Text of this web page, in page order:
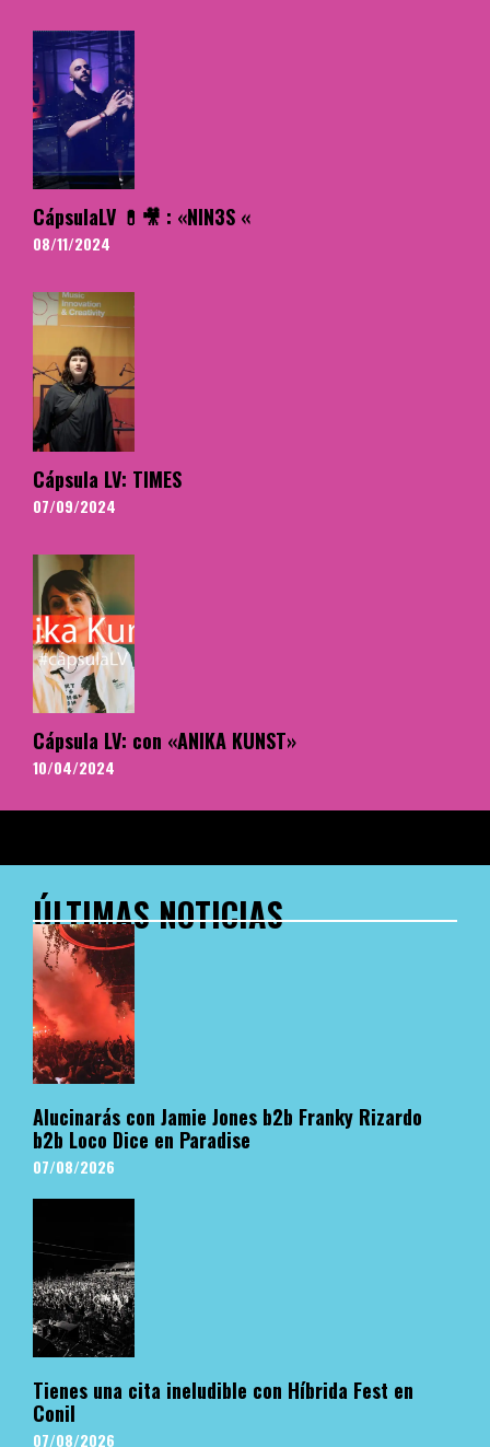
CápsulaLV 💊🎥 : «NIN3S «
08/11/2024
Cápsula LV: TIMES
07/09/2024
Cápsula LV: con «ANIKA KUNST»
10/04/2024
ÚLTIMAS NOTICIAS
Alucinarás con Jamie Jones b2b Franky Rizardo
b2b Loco Dice en Paradise
07/08/2026
Tienes una cita ineludible con Híbrida Fest en
Conil
07/08/2026